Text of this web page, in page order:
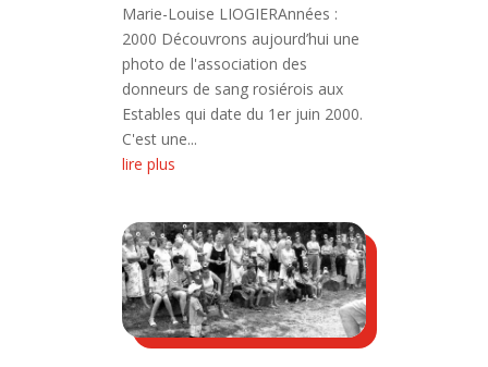
Marie-Louise LIOGIERAnnées :
2000 Découvrons aujourd’hui une
photo de l'association des
donneurs de sang rosiérois aux
Estables qui date du 1er juin 2000.
C'est une...
lire plus